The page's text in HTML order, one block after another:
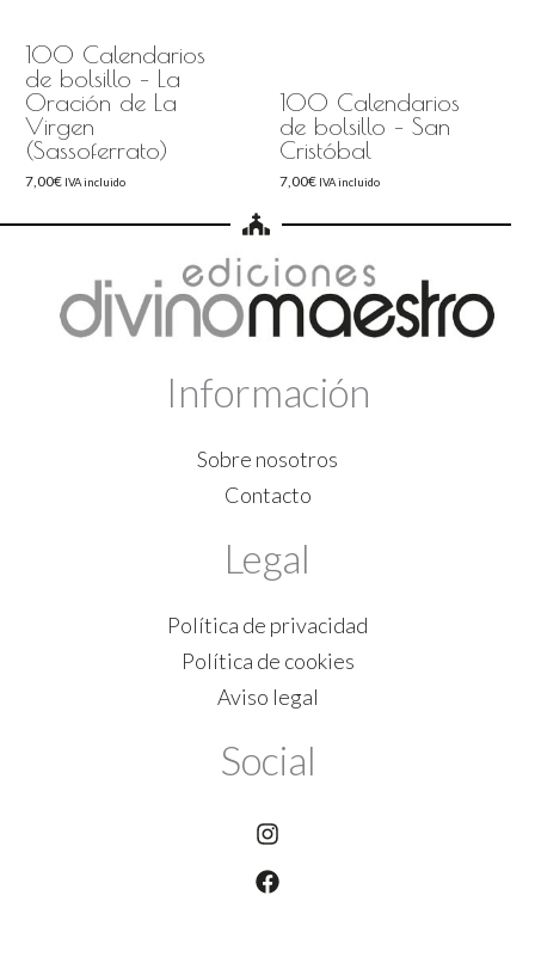
100 Calendarios
de bolsillo – La
Oración de La
Virgen
(Sassoferrato)
7,00€ IVA incluido
100 Calendarios
de bolsillo – San
Cristóbal
7,00€ IVA incluido
Información
Sobre nosotros
Contacto
Legal
Política de privacidad
Política de cookies
Aviso legal
Social
Instagram
Facebook